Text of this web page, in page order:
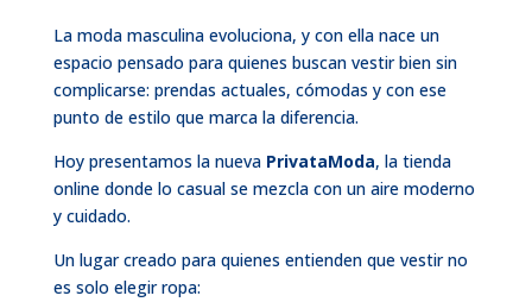
La moda masculina evoluciona, y con ella nace un
espacio pensado para quienes buscan vestir bien sin
complicarse: prendas actuales, cómodas y con ese
punto de estilo que marca la diferencia.
Hoy presentamos la nueva PrivataModa, la tienda
online donde lo casual se mezcla con un aire moderno
y cuidado.
Un lugar creado para quienes entienden que vestir no
es solo elegir ropa: